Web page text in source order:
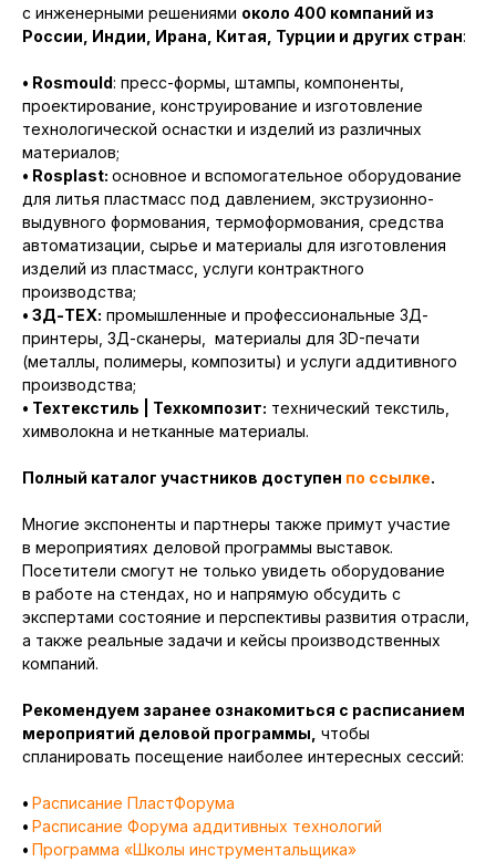
с инженерными решениями около 400 компаний из
России, Индии, Ирана, Китая, Турции и других стран:
• Rosmould: пресс-формы, штампы, компоненты,
проектирование, конструирование и изготовление
технологической оснастки и изделий из различных
материалов;
• Rosplast: основное и вспомогательное оборудование
для литья пластмасс под давлением, экструзионно-
выдувного формования, термоформования, средства
автоматизации, сырье и материалы для изготовления
изделий из пластмасс, услуги контрактного
производства;
• 3Д-ТЕХ: промышленные и профессиональные 3Д-
принтеры, 3Д-сканеры, материалы для 3D-печати
(металлы, полимеры, композиты) и услуги аддитивного
производства;
• Техтекстиль | Техкомпозит: технический текстиль,
химволокна и нетканные материалы.
Полный каталог участников доступен по ссылке.
Многие экспоненты и партнеры также примут участие
в мероприятиях деловой программы выставок.
Посетители смогут не только увидеть оборудование
в работе на стендах, но и напрямую обсудить с
экспертами состояние и перспективы развития отрасли,
а также реальные задачи и кейсы производственных
компаний.
Рекомендуем заранее ознакомиться с расписанием
мероприятий деловой программы, чтобы
спланировать посещение наиболее интересных сессий:
• Расписание ПластФорума
• Расписание Форума аддитивных технологий
• Программа «Школы инструментальщика»